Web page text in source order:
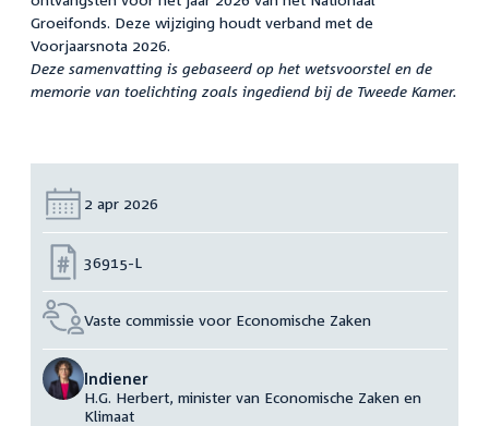
Groeifonds. Deze wijziging houdt verband met de
Voorjaarsnota 2026.
Deze samenvatting is gebaseerd op het wetsvoorstel en de
memorie van toelichting zoals ingediend bij de Tweede Kamer.
Datum:
2 apr 2026
Nummer:
36915-L
Vaste commissie voor Economische Zaken
Indiener
H.G. Herbert, minister van Economische Zaken en
Klimaat